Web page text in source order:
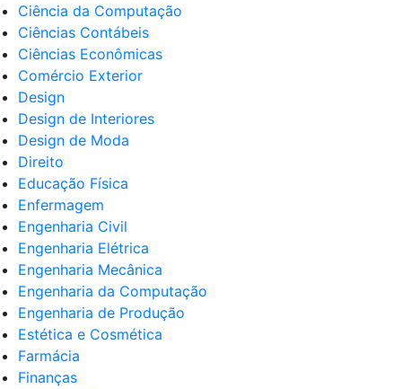
Ciência da Computação
Ciências Contábeis
Ciências Econômicas
Comércio Exterior
Design
Design de Interiores
Design de Moda
Direito
Educação Física
Enfermagem
Engenharia Civil
Engenharia Elétrica
Engenharia Mecânica
Engenharia da Computação
Engenharia de Produção
Estética e Cosmética
Farmácia
Finanças